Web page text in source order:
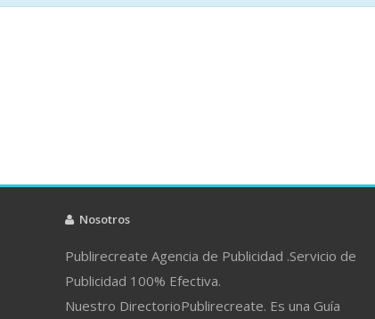
Nosotros
Publirecreate Agencia de Publicidad .Servicio de
Publicidad 100% Efectiva.
Nuestro DirectorioPublirecreate. Es una Guía